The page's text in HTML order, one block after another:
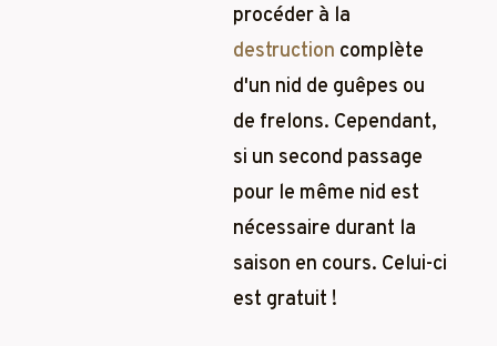
procéder à la
destruction complète
d'un nid de guêpes ou
de frelons. Cependant,
si un second passage
pour le même nid est
nécessaire durant la
saison en cours. Celui-ci
est gratuit !